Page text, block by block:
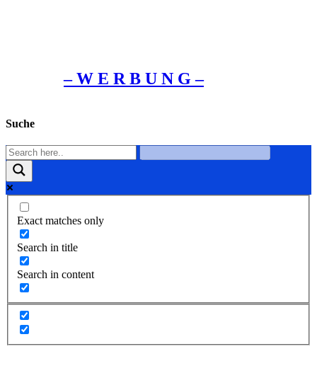
– W Ε R Β U Ν G –
Suche
Exact matches only
Search in title
Search in content